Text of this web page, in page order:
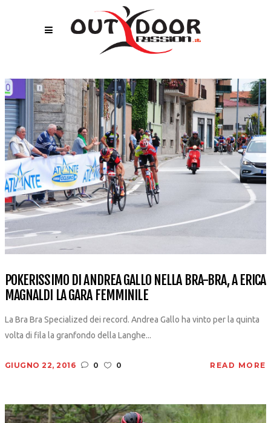
POKERISSIMO DI ANDREA GALLO NELLA BRA-BRA, A ERICA
MAGNALDI LA GARA FEMMINILE
La Bra Bra Specialized dei record. Andrea Gallo ha vinto per la quinta
volta di fila la granfondo della Langhe...
GIUGNO 22, 2016 0 0 READ MORE